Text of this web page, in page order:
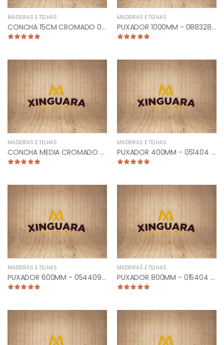
MADEIRAS E TELHAS
CONCHA 15CM CROMADO 014204 - UNIAO 2/PARAF
MADEIRAS E TELHAS
PUXADOR 1000MM - 088328 - TUB. CURVO FRONTAL ESCOVADO
MADEIRAS E TELHAS
CONCHA MEDIA CROMADO - 013204
MADEIRAS E TELHAS
PUXADOR 400MM - 051404 - PLANO RETO CROMADO
MADEIRAS E TELHAS
PUXADOR 600MM - 054409 - PLANO RETO ANTIQUE
MADEIRAS E TELHAS
PUXADOR 800MM - 015404 - TUB. CURVO LATERAL CROMADO